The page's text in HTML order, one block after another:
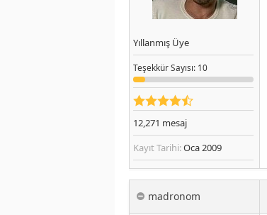
Yıllanmış Üye
TeşekkürSayısı: 10
12,271 mesaj
Kayıt Tarihi:Oca 2009
madronom